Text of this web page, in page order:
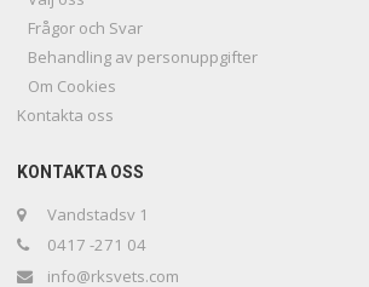
Frågor och Svar
Behandling av personuppgifter
Om Cookies
Kontakta oss
KONTAKTA OSS
Vandstadsv 1
0417 -271 04
info@rksvets.com